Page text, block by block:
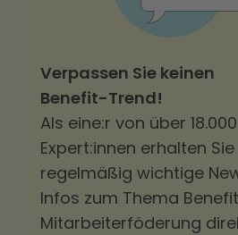
Verpassen Sie keinen
Benefit-Trend!
Als eine:r von über 18.000
Expert:innen erhalten Sie
regelmäßig wichtige
Infos zum Thema
Mitarbeiterföderung